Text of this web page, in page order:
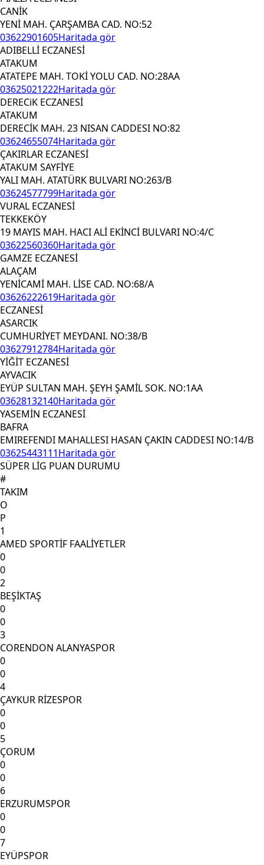
CANİK
YENİ MAH. ÇARŞAMBA CAD. NO:52
03622901605Haritada gör
ADIBELLİ ECZANESİ
ATAKUM
ATATEPE MAH. TOKİ YOLU CAD. NO:28AA
03625021222Haritada gör
DERECiK ECZANESİ
ATAKUM
DERECİK MAH. 23 NISAN CADDESI NO:82
03624655074Haritada gör
ÇAKIRLAR ECZANESİ
ATAKUM SAYFİYE
YALI MAH. ATATÜRK BULVARI NO:263/B
03624577799Haritada gör
VURAL ECZANESİ
TEKKEKÖY
19 MAYIS MAH. HACI ALİ EKİNCİ BULVARI NO:4/C
03622560360Haritada gör
GAMZE ECZANESİ
ALAÇAM
YENİCAMİ MAH. LİSE CAD. NO:68/A
03626222619Haritada gör
ECZANESİ
ASARCIK
CUMHURİYET MEYDANI. NO:38/B
03627912784Haritada gör
YİĞİT ECZANESİ
AYVACIK
EYÜP SULTAN MAH. ŞEYH ŞAMİL SOK. NO:1AA
03628132140Haritada gör
YASEMİN ECZANESİ
BAFRA
EMIREFENDI MAHALLESI HASAN ÇAKIN CADDESI NO:14/B
03625443111Haritada gör
SÜPER LİG PUAN DURUMU
#
TAKIM
O
P
1
AMED SPORTİF FAALİYETLER
0
0
2
BEŞİKTAŞ
0
0
3
CORENDON ALANYASPOR
0
0
4
ÇAYKUR RİZESPOR
0
0
5
ÇORUM
0
0
6
ERZURUMSPOR
0
0
7
EYÜPSPOR